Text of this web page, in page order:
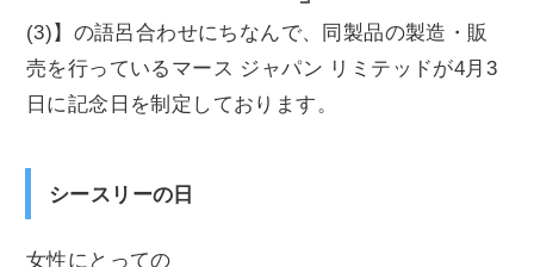
(3)】の語呂合わせにちなんで、同製品の製造・販
売を行っているマース ジャパン リミテッドが4月3
日に記念日を制定しております。
シースリーの日
女性にとっての